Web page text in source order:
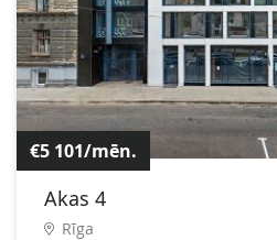
€5 101/mēn.
Akas 4
Rīga